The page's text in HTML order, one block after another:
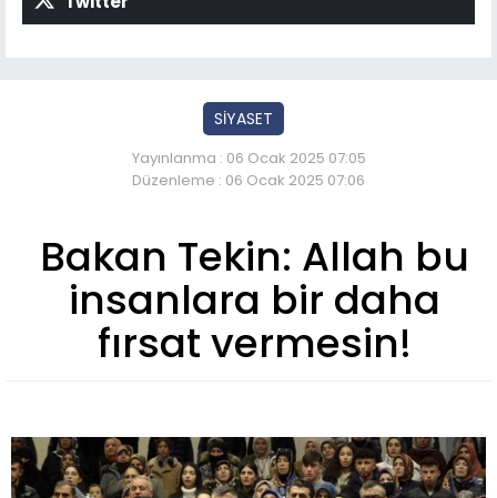
SİYASET
Yayınlanma : 06 Ocak 2025 07:05
Düzenleme : 06 Ocak 2025 07:06
Bakan Tekin: Allah bu
insanlara bir daha
fırsat vermesin!